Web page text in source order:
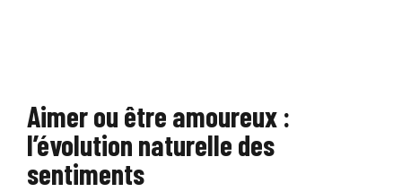
Aimer ou être amoureux :
l’évolution naturelle des
sentiments